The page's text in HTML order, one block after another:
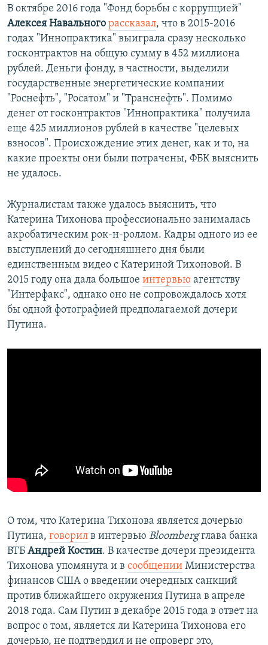
В октябре 2016 года "Фонд борьбы с коррупцией"
Алексея Навального рассказал, что в 2015-2016
годах "Иннопрактика" выиграла сразу несколько
госконтрактов на общую сумму в 452 миллиона
рублей. Деньги фонду, в частности, выделили
государственные энергетические компании
"Роснефть", "Росатом" и "Транснефть". Помимо
денег от госконтрактов "Иннопрактика" получила
еще 425 миллионов рублей в качестве "целевых
взносов". Происхождение этих денег, как и то, на
какие проекты они были потрачены, ФБК выяснить
не удалось.
Журналистам также удалось выяснить, что
Катерина Тихонова профессионально занималась
акробатическим рок-н-роллом. Кадры одного из ее
выступлений до сегодняшнего дня были
единственным видео с Катериной Тихоновой. В
2015 году она дала большое интервью агентству
"Интерфакс", однако оно не сопровождалось хотя
бы одной фотографией предполагаемой дочери
Путина.
О том, что Катерина Тихонова является дочерью
Путина, говорил в интервью Bloombergглава банка
ВТБ Андрей Костин. В качестве дочери президента
Тихонова упомянута и в сообщении Министерства
финансов США о введении очередных санкций
против ближайшего окружения Путина в апреле
2018 года. Сам Путин в декабре 2015 года в ответ на
вопрос о том, является ли Катерина Тихонова его
дочерью, не подтвердил и не опроверг это,